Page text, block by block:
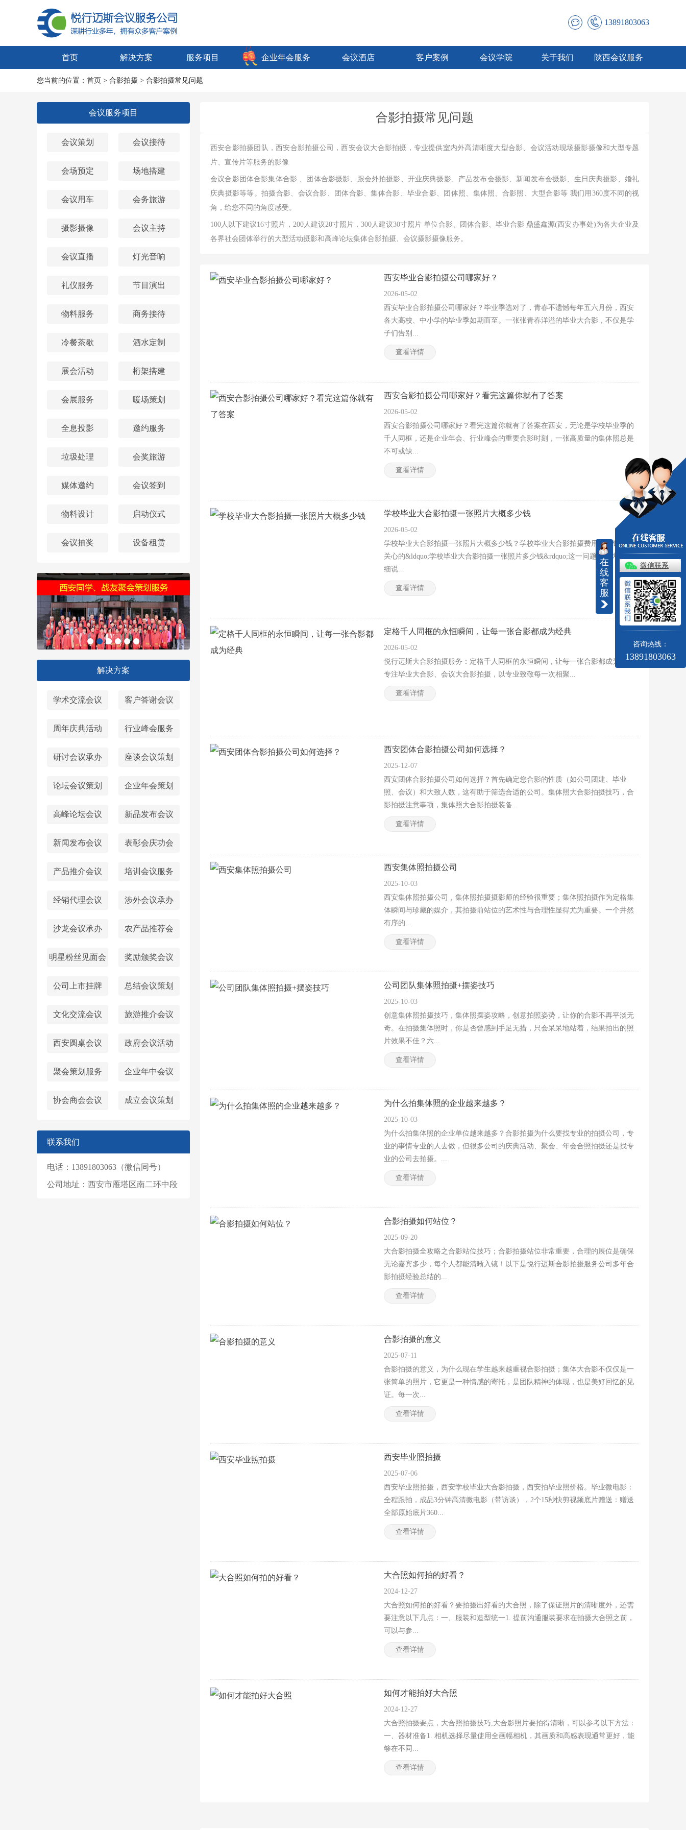
13891803063
首页 解决方案 服务项目 企业年会服务 会议酒店 客户案例 会议学院 关于我们 陕西会议服务
您当前的位置： 首页 > 合影拍摄 > 合影拍摄常见问题
会议服务项目
会议策划 会议接待
会场预定 场地搭建
会议用车 会务旅游
摄影摄像 会议主持
会议直播 灯光音响
礼仪服务 节目演出
物料服务 商务接待
冷餐茶歇 酒水定制
展会活动 桁架搭建
会展服务 暖场策划
全息投影 邀约服务
垃圾处理 会奖旅游
媒体邀约 会议签到
物料设计 启动仪式
会议抽奖 设备租赁
解决方案
学术交流会议 客户答谢会议
周年庆典活动 行业峰会服务
研讨会议承办 座谈会议策划
论坛会议策划 企业年会策划
高峰论坛会议 新品发布会议
新闻发布会议 表彰会庆功会
产品推介会议 培训会议服务
经销代理会议 涉外会议承办
沙龙会议承办 农产品推荐会
明星粉丝见面会 奖励颁奖会议
公司上市挂牌 总结会议策划
文化交流会议 旅游推介会议
西安圆桌会议‌ 政府会议活动
聚会策划服务 企业年中会议
协会商会会议 成立会议策划
联系我们
电话：13891803063（微信同号）
公司地址：西安市雁塔区南二环中段
合影拍摄常见问题
西安合影拍摄团队，西安合影拍摄公司，西安会议大合影拍摄，专业提供室内外高清晰度大型合影、会议活动现场摄影摄像和大型专题
片、宣传片等服务的影像
会议合影团体合影集体合影 、团体合影摄影、跟会外拍摄影、开业庆典摄影、产品发布会摄影、新闻发布会摄影、生日庆典摄影、婚礼
庆典摄影等等。拍摄合影、会议合影、团体合影、集体合影、毕业合影、团体照、集体照、合影照、大型合影等 我们用360度不同的视
角，给您不同的角度感受。
100人以下建议16寸照片，200人建议20寸照片，300人建议30寸照片 单位合影、团体合影、毕业合影 鼎盛鑫源(西安办事处)为各大企业及
各界社会团体举行的大型活动摄影和高峰论坛集体合影拍摄、会议摄影摄像服务。
西安毕业合影拍摄公司哪家好？
2026-05-02
西安毕业合影拍摄公司哪家好？毕业季选对了，青春不遗憾每年五六月份，西安
各大高校、中小学的毕业季如期而至。一张张青春洋溢的毕业大合影，不仅是学
子们告别...
查看详情
西安合影拍摄公司哪家好？看完这篇你就有了答案
2026-05-02
西安合影拍摄公司哪家好？看完这篇你就有了答案在西安，无论是学校毕业季的
千人同框，还是企业年会、行业峰会的重要合影时刻，一张高质量的集体照总是
不可或缺...
查看详情
学校毕业大合影拍摄一张照片大概多少钱
2026-05-02
学校毕业大合影拍摄一张照片大概多少钱？学校毕业大合影拍摄费用详解针对您
关心的&ldquo;学校毕业大合影拍摄一张照片多少钱&rdquo;这一问题，我为您详
细说...
查看详情
定格千人同框的永恒瞬间，让每一张合影都成为经典
2026-05-02
悦行迈斯大合影拍摄服务：定格千人同框的永恒瞬间，让每一张合影都成为经典
专注毕业大合影、会议大合影拍摄，以专业致敬每一次相聚...
查看详情
西安团体合影拍摄公司如何选择？
2025-12-07
西安团体合影拍摄公司如何选择？首先确定您合影的性质（如公司团建、毕业
照、会议）和大致人数，这有助于筛选合适的公司。集体照大合影拍摄技巧，合
影拍摄注意事项，集体照大合影拍摄装备...
查看详情
西安集体照拍摄公司
2025-10-03
西安集体照拍摄公司，集体照拍摄摄影师的经验很重要；集体照拍摄作为定格集
体瞬间与珍藏的媒介，其拍摄前站位的艺术性与合理性显得尤为重要。一个井然
有序的...
查看详情
公司团队集体照拍摄+摆姿技巧
2025-10-03
创意集体照拍摄技巧，集体照摆姿攻略，创意拍照姿势，让你的合影不再平淡无
奇。在拍摄集体照时，你是否曾感到手足无措，只会呆呆地站着，结果拍出的照
片效果不佳？六...
查看详情
为什么拍集体照的企业越来越多？
2025-10-03
为什么拍集体照的企业单位越来越多？合影拍摄为什么要找专业的拍摄公司，专
业的事情专业的人去做，但很多公司的庆典活动、聚会、年会合照拍摄还是找专
业的公司去拍摄。...
查看详情
合影拍摄如何站位？
2025-09-20
大合影拍摄全攻略之合影站位技巧；合影拍摄站位非常重要，合理的展位是确保
无论嘉宾多少，每个人都能清晰入镜！以下是悦行迈斯合影拍摄服务公司多年合
影拍摄经验总结的...
查看详情
合影拍摄的意义
2025-07-11
合影拍摄的意义，为什么现在学生越来越重视合影拍摄；集体大合影不仅仅是一
张简单的照片，它更是一种情感的寄托，是团队精神的体现，也是美好回忆的见
证。每一次...
查看详情
西安毕业照拍摄
2025-07-06
西安毕业照拍摄，西安学校毕业大合影拍摄，西安拍毕业照价格。毕业微电影：
全程跟拍，成品3分钟高清微电影（带访谈），2个15秒快剪视频底片赠送：赠送
全部原始底片360...
查看详情
大合照如何拍的好看？
2024-12-27
大合照如何拍的好看？要拍摄出好看的大合照，除了保证照片的清晰度外，还需
要注意以下几点：一、服装和造型统一1. 提前沟通服装要求在拍摄大合照之前，
可以与参...
查看详情
如何才能拍好大合照
2024-12-27
大合照拍摄要点，大合照拍摄技巧,大合影照片要拍得清晰，可以参考以下方法：
一、器材准备1. 相机选择尽量使用全画幅相机，其画质和高感表现通常更好，能
够在不同...
查看详情
在
线
客
服
微信联系
咨询热线：
13891803063